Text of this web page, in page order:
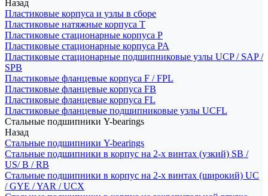
Назад
Пластиковые корпуса и узлы в сборе
Пластиковые натяжные корпуса T
Пластиковые стационарные корпуса P
Пластиковые стационарные корпуса PA
Пластиковые стационарные подшипниковые узлы UCP / SAP /
SPB
Пластиковые фланцевые корпуса F / FPL
Пластиковые фланцевые корпуса FB
Пластиковые фланцевые корпуса FL
Пластиковые фланцевые подшипниковые узлы UCFL
Стальные подшипники Y-bearings
Назад
Стальные подшипники Y-bearings
Стальные подшипники в корпус на 2-х винтах (узкий) SB /
US/ B / RB
Стальные подшипники в корпус на 2-х винтах (широкий) UC
/ GYE / YAR / UCX